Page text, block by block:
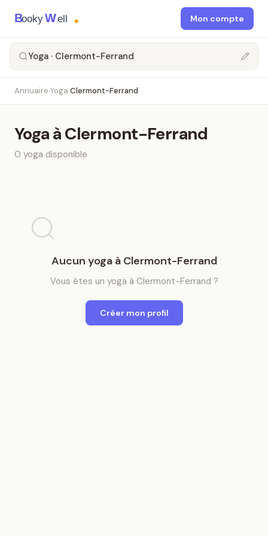
BookyWell Mon compte
Yoga · Clermont-Ferrand
Annuaire›Yoga›Clermont-Ferrand
YogaàClermont-Ferrand
0 yoga disponible
Aucun yogaà Clermont-Ferrand
Vous êtes un yoga à Clermont-Ferrand ?
Créer mon profil